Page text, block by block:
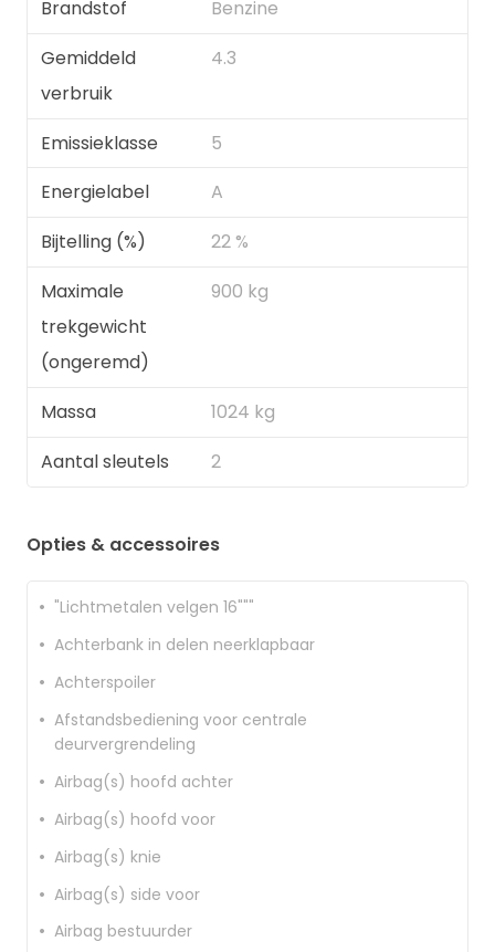
Brandstof
Benzine
Gemiddeld
verbruik
4.3
Emissieklasse
5
Energielabel
A
Bijtelling (%)
22 %
Maximale
trekgewicht
(ongeremd)
900 kg
Massa
1024 kg
Aantal sleutels
2
Opties & accessoires
"Lichtmetalen velgen 16"""
Achterbank in delen neerklapbaar
Achterspoiler
Afstandsbediening voor centrale
deurvergrendeling
Airbag(s) hoofd achter
Airbag(s) hoofd voor
Airbag(s) knie
Airbag(s) side voor
Airbag bestuurder